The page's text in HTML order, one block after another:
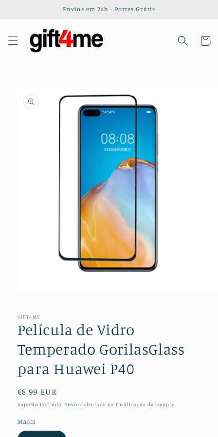
conteúdo
Envios em 24h - Portes Grátis
informação
do produto
1
modal
GIFT4ME
Película de Vidro
Temperado GorilasGlass
para Huawei P40
Preço
normal
€8,99 EUR
Imposto incluído. Envio calculado na finalização da compra.
Marca